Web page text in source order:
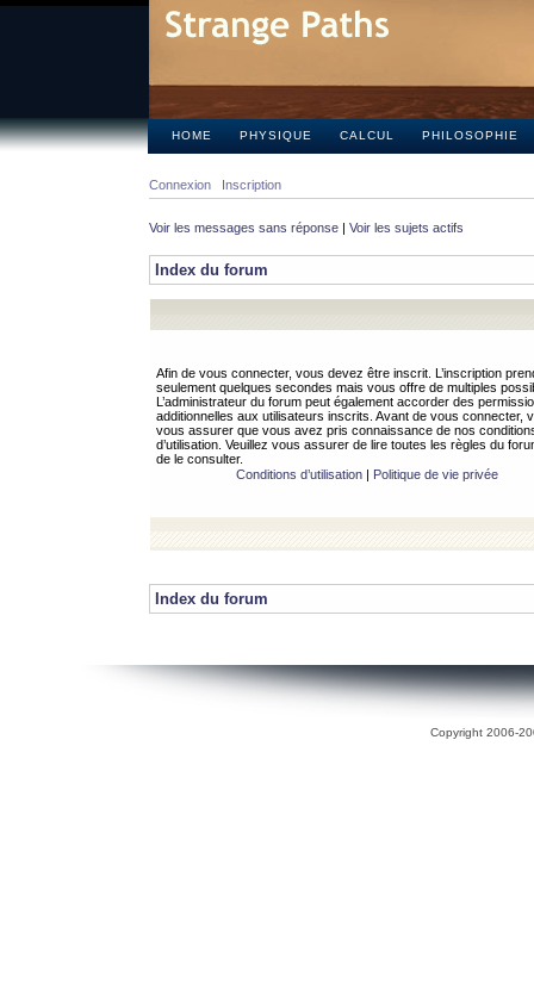
HOME PHYSIQUE CALCUL PHILOSOPHIE
Connexion Inscription
Voir les messages sans réponse | Voir les sujets actifs
Index du forum
Afin de vous connecter, vous devez être inscrit. L’inscription
seulement quelques secondes mais vous offre de multiples
L’administrateur du forum peut également accorder des
additionnelles aux utilisateurs inscrits. Avant de vous connecter,
vous assurer que vous avez pris connaissance de nos
d’utilisation. Veuillez vous assurer de lire toutes les règles du
de le consulter.
Conditions d’utilisation| Politique de vie privée
Index du forum
Copyright 2006-